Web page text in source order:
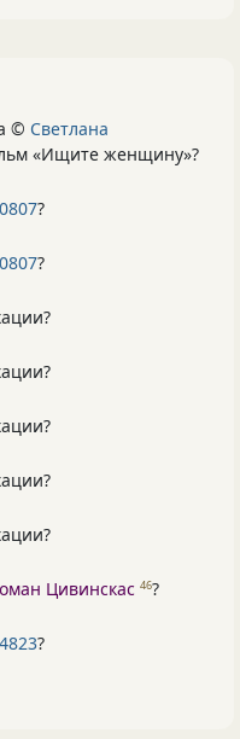
© Светлана
«Ищите женщину»?
?
?
Цивинскас 46?
?